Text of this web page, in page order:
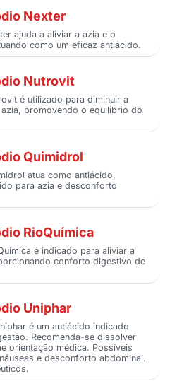
Nexter
ajuda a aliviar a azia e o
como um eficaz antiácido.
Nutrovit
é utilizado para diminuir a
promovendo o equilíbrio do
Quimidrol
atua como antiácido,
para azia e desconforto
RioQuímica
é indicado para aliviar a
conforto digestivo de
Uniphar
é um antiácido indicado
Recomenda-se dissolver
orientação médica. Possíveis
e desconforto abdominal.